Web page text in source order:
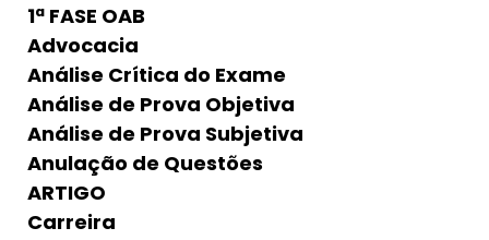
1ª FASE OAB
Advocacia
Análise Crítica do Exame
Análise de Prova Objetiva
Análise de Prova Subjetiva
Anulação de Questões
ARTIGO
Carreira